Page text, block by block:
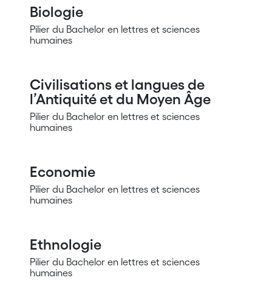
Biologie
Pilier du Bachelor en lettres et sciences
humaines
Civilisations et langues de
l’Antiquité et du Moyen Âge
Pilier du Bachelor en lettres et sciences
humaines
Economie
Pilier du Bachelor en lettres et sciences
humaines
Ethnologie
Pilier du Bachelor en lettres et sciences
humaines